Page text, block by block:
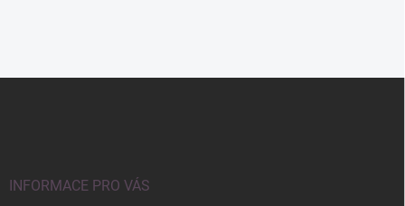
INFORMACE PRO VÁS